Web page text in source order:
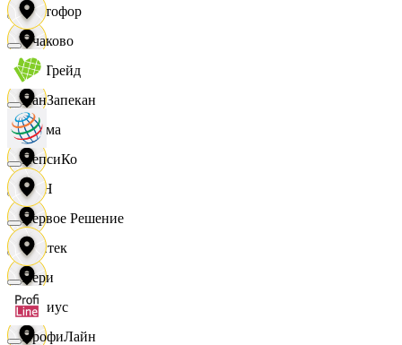
Светофор
СетТрейд
Сигма
СИН
Синтек
Сириус
Очаково
ПанЗапекан
ПепсиКо
Первое Решение
Пери
ПрофиЛайн